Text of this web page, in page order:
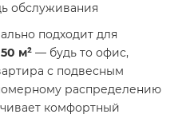
обслуживания
подходит для
50 м² — будь то офис,
с подвесным
распределению
комфортный